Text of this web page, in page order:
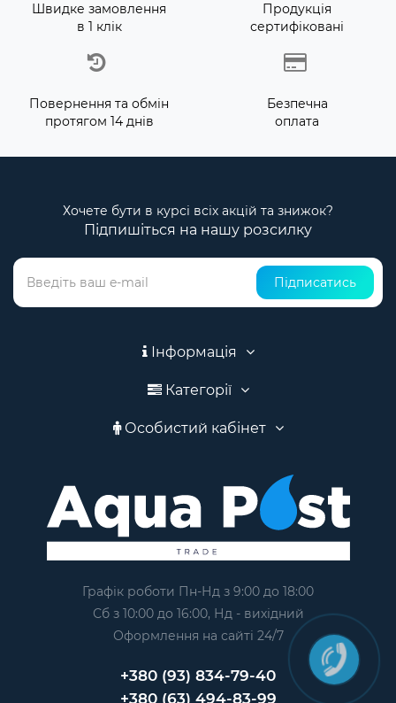
Швидке замовлення
в 1 клік
Продукція
сертифіковані
Повернення та обмін
протягом 14 днів
Безпечна
оплата
Хочете бути в курсі всіх акцій та знижок?
Підпишіться на нашу розсилку
Підписатись
Інформація
Категорії
Особистий кабінет
Графік роботи Пн-Нд з 9:00 до 18:00
Сб з 10:00 до 16:00, Нд - вихідний
Оформлення на сайтi 24/7
+380 (93) 834-79-40
+380 (63) 494-83-99